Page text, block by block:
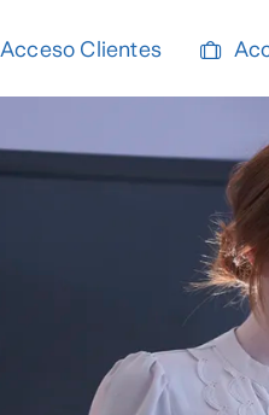
Acceso Clientes